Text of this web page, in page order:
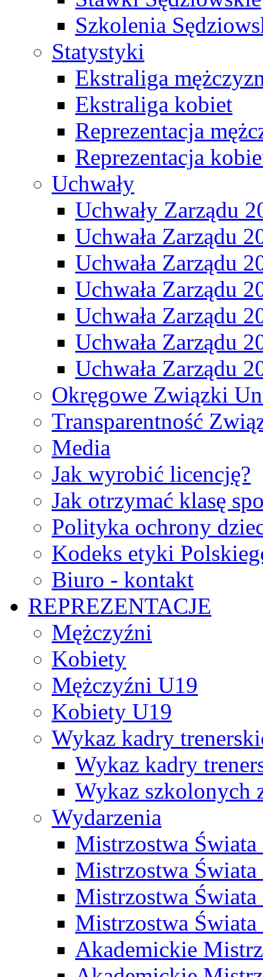
Szkolenia
Statystyki
Ekstraliga
Ekstraliga kobiet
Reprezentacja
Reprezentacja
Uchwały
Uchwały Zarządu
Uchwała Zarządu
Uchwała Zarządu
Uchwała Zarządu
Uchwała Zarządu
Uchwała Zarządu
Uchwała Zarządu
Okręgowe Związki
Transparentność
Media
Jak wyrobić licencję?
Jak otrzymać klasę
Polityka ochrony
Kodeks etyki
Biuro - kontakt
REPREZENTACJE
Mężczyźni
Kobiety
Mężczyźni U19
Kobiety U19
Wykaz kadry
Wykaz kadry
Wykaz szkolonych
Wydarzenia
Mistrzostwa
Mistrzostwa
Mistrzostwa
Mistrzostwa
Akademickie